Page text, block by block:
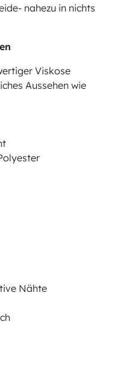
nahezu in nichts
Viskose
Aussehen wie
Nähte